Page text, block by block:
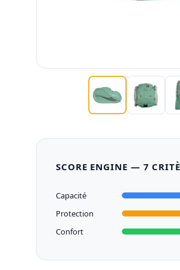
SCORE ENGINE — 7
Capacité
Protection
Confort